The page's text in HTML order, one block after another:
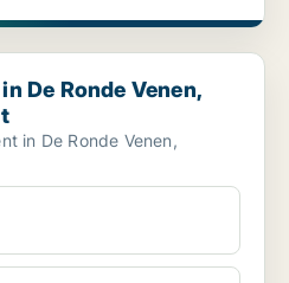
Venen, Province of Utrecht
De Ronde Venen,
in De Ronde Venen,